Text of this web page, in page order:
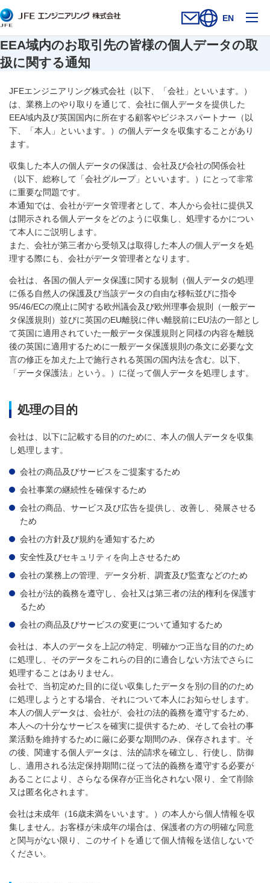
お問い合わせフォー
新規ウィンドウを開
サイト内検索を
EN
EEA域内のお取引先の皆様の個人データの取
扱に関する通知
JFEエンジニアリング株式会社（以下、「会社」といいます。）
は、業務上のやり取りを通じて、会社に個人データを提供した
EEA域内及び英国国内に所在する顧客やビジネスパートナー（以
下、「本人」といいます。）の個人データを収集することがあり
ます。
収集した本人の個人データの保護は、会社及び会社の関係会社
（以下、総称して「会社グループ」といいます。）にとって非常
に重要な問題です。
本通知では、会社がデータ管理者として、本人から会社に提供又
は開示される個人データをどのように収集し、処理するかについ
て本人にご説明します。
また、会社が第三者から受領又は取得した本人の個人データを処
理する際にも、会社がデータ管理者となります。
会社は、各国の個人データ保護に関する規制（個人データの処理
に係る自然人の保護及び当該データの自由な移転並びに指令
95/46/ECの廃止に関する欧州議会及び欧州理事会規則（一般デー
タ保護規則）並びに英国のEU離脱に伴い離脱前にEU法の一部とし
て英国に適用されていた一般データ保護規則と同様の内容を離脱
後の英国に適用するために一般データ保護規則の条文に必要な文
言の修正を加えた上で施行される英国の国内法を含む。以下、
「データ保護法」という。）に従って個人データを処理します。
処理の目的
会社は、以下に記載する目的のために、本人の個人データを収集
し処理します。
会社の商品及びサービスをご提案するため
会社事業の継続性を確保するため
会社の商品、サービス及び広告を提供し、改善し、発展させる
ため
会社の方針及び規約を通知するため
安全性及びセキュリティを向上させるため
会社の業務上の管理、データ分析、調査及び監査などのため
会社が法的義務を遵守し、会社又は第三者の法的権利を保護す
るため
会社の商品及びサービスの変更について通知するため
会社は、本人のデータを上記の特定、明確かつ正当な目的のため
に処理し、そのデータをこれらの目的に適合しない方法でさらに
処理することはありません。
会社で、当初定めた目的に従い収集したデータを別の目的のため
に処理しようとする場合、それについて本人にお知らせします。
本人の個人データは、会社が、会社の法的義務を遵守するため、
本人への十分なサービスを確実に提供するため、そして会社の事
業活動を維持するために厳に必要な期間のみ、保存されます。そ
の後、関連する個人データは、法的請求を確立し、行使し、防御
し、適用される法定保持期間に従って法的義務を遵守する必要が
あることにより、さらなる保存が正当化されない限り、全て削除
又は匿名化されます。
会社は未成年（16歳未満をいいます。）の本人から個人情報を収
集しません。お客様が未成年の場合は、保護者の方の明確な同意
と関与がない限り、このサイトを通じて個人情報を送信しないで
ください。